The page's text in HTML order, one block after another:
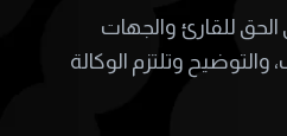
الحق للقارئ والجهات
والتوضيح وتلتزم الوكالة